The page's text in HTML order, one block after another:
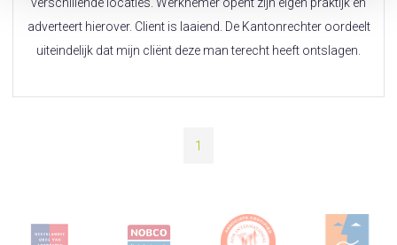
adverteert hierover. Client is laaiend. De Kantonrechter oordeelt
uiteindelijk dat mijn cliënt deze man terecht heeft ontslagen.
1